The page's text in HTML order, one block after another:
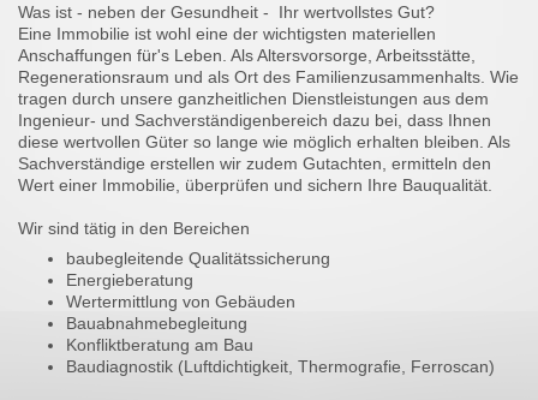
Was ist - neben der Gesundheit - Ihr wertvollstes Gut?
Eine Immobilie ist wohl eine der wichtigsten materiellen
Anschaffungen für's Leben. Als Altersvorsorge, Arbeitsstätte,
Regenerationsraum und als Ort des Familienzusammenhalts. Wie
tragen durch unsere ganzheitlichen Dienstleistungen aus dem
Ingenieur- und Sachverständigenbereich dazu bei, dass Ihnen
diese wertvollen Güter so lange wie möglich erhalten bleiben. Als
Sachverständige erstellen wir zudem Gutachten, ermitteln den
Wert einer Immobilie, überprüfen und sichern Ihre Bauqualität.
Wir sind tätig in den Bereichen
baubegleitende Qualitätssicherung
Energieberatung
Wertermittlung von Gebäuden
Bauabnahmebegleitung
Konfliktberatung am Bau
Baudiagnostik (Luftdichtigkeit, Thermografie, Ferroscan)